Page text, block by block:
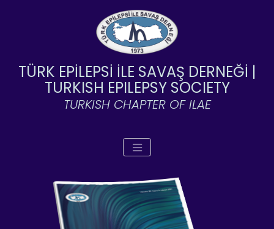
TÜRK EPİLEPSİ İLE SAVAŞ DERNEĞİ |
TURKISH EPILEPSY SOCIETY
TURKISH CHAPTER OF ILAE